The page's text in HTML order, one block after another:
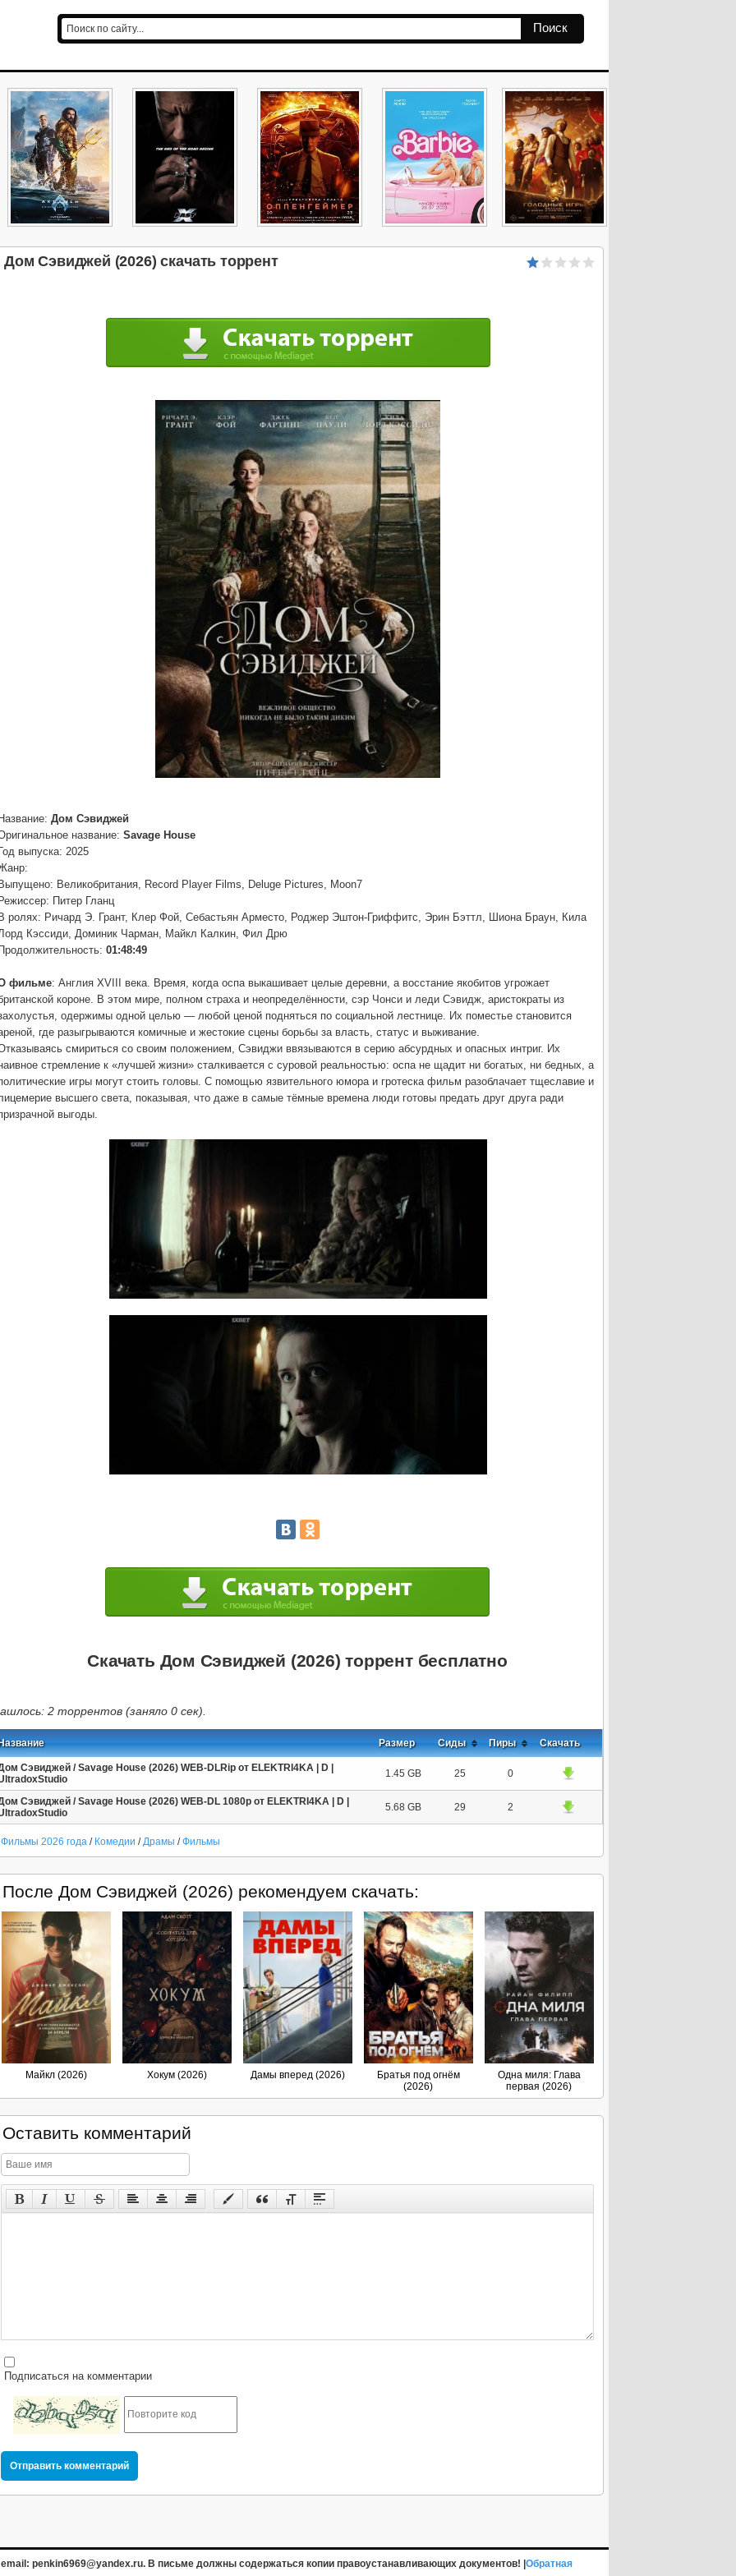
Поиск
Дом Сэвиджей (2026) скачать торрент
Дом Сэвиджей
название: Savage House
выпуска: 2025
Великобритания, Record Player Films, Deluge Pictures, Moon7
Питер Гланц
ролях: Ричард Э. Грант, Клер Фой, Себастьян Арместо, Роджер Эштон-Гриффитс, Эрин Бэттл, Шиона Браун, Кила
Кэссиди, Доминик Чарман, Майкл Калкин, Фил Дрю
01:48:49
фильме: Англия XVIII века. Время, когда оспа выкашивает целые деревни, а восстание якобитов угрожает
короне. В этом мире, полном страха и неопределённости, сэр Чонси и леди Сэвидж, аристократы из
одержимы одной целью — любой ценой подняться по социальной лестнице. Их поместье становится
где разыгрываются комичные и жестокие сцены борьбы за власть, статус и выживание.
смириться со своим положением, Сэвиджи ввязываются в серию абсурдных и опасных интриг. Их
стремление к «лучшей жизни» сталкивается с суровой реальностью: оспа не щадит ни богатых, ни бедных, а
игры могут стоить головы. С помощью язвительного юмора и гротеска фильм разоблачает тщеславие и
высшего света, показывая, что даже в самые тёмные времена люди готовы предать друг друга ради
выгоды.
Скачать Дом Сэвиджей (2026) торрент бесплатно
2 торрентов (заняло 0 сек).
Размер Сиды Пиры Скачать
Сэвиджей / Savage House (2026) WEB-DLRip от ELEKTRI4KA | D |
1.45 GB 25 0
Сэвиджей / Savage House (2026) WEB-DL 1080p от ELEKTRI4KA | D |
5.68 GB 29 2
Фильмы 2026 года / Комедии / Драмы /Фильмы
После Дом Сэвиджей (2026) рекомендуем скачать:
Майкл (2026) Хокум (2026) Дамы вперед (2026)
Братья под огнём
(2026)
Одна миля: Глава
первая (2026)
Оставить комментарий
Подписаться на комментарии
Отправить комментарий
penkin6969@yandex.ru. В письме должны содержаться копии правоустанавливающих документов! |Обратная